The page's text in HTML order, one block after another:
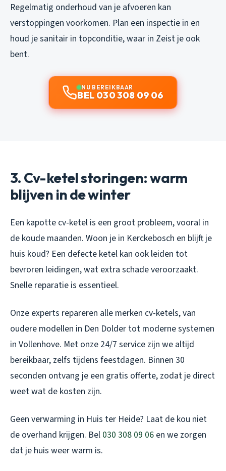
Regelmatig onderhoud van je afvoeren kan
verstoppingen voorkomen. Plan een inspectie in en
houd je sanitair in topconditie, waar in Zeist je ook
bent.
NU BEREIKBAAR
BEL 030 308 09 06
3. Cv-ketel storingen: warm
blijven in de winter
Een kapotte cv-ketel is een groot probleem, vooral in
de koude maanden. Woon je in Kerckebosch en blijft je
huis koud? Een defecte ketel kan ook leiden tot
bevroren leidingen, wat extra schade veroorzaakt.
Snelle reparatie is essentieel.
Onze experts repareren alle merken cv-ketels, van
oudere modellen in Den Dolder tot moderne systemen
in Vollenhove. Met onze 24/7 service zijn we altijd
bereikbaar, zelfs tijdens feestdagen. Binnen 30
seconden ontvang je een gratis offerte, zodat je direct
weet wat de kosten zijn.
Geen verwarming in Huis ter Heide? Laat de kou niet
de overhand krijgen. Bel 030 308 09 06 en we zorgen
dat je huis weer warm is.